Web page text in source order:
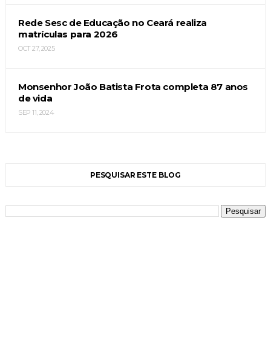
Rede Sesc de Educação no Ceará realiza
matrículas para 2026
OCT 27, 2025
Monsenhor João Batista Frota completa 87 anos
de vida
SEP 11, 2024
PESQUISAR ESTE BLOG